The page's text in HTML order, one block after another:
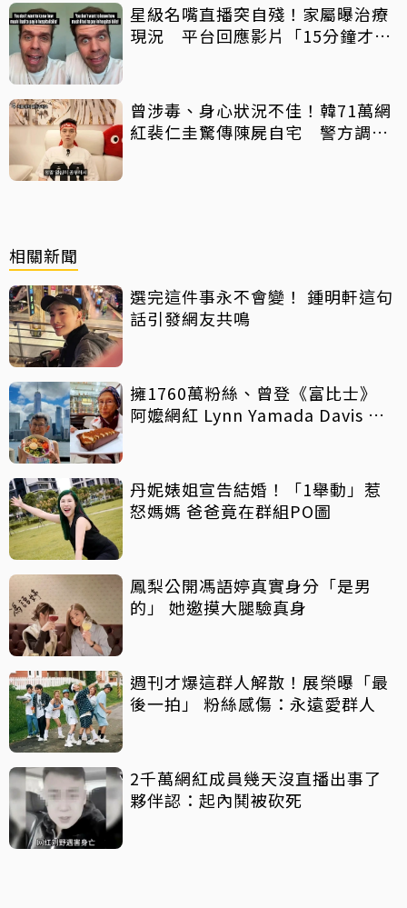
星級名嘴直播突自殘！家屬曝治療
現況 平台回應影片「15分鐘才下
曾涉毒、身心狀況不佳！韓71萬網
紅裴仁圭驚傳陳屍自宅 警方調查
相關新聞
選完這件事永不會變！ 鍾明軒這句
話引發網友共鳴
擁1760萬粉絲、曾登《富比士》
阿嬤網紅 Lynn Yamada Davis 驚
丹妮婊姐宣告結婚！「1舉動」惹
怒媽媽 爸爸竟在群組PO圖
鳳梨公開馮語婷真實身分「是男
的」 她邀摸大腿驗真身
週刊才爆這群人解散！展榮曝「最
後一拍」 粉絲感傷：永遠愛群人
2千萬網紅成員幾天沒直播出事了
夥伴認：起內鬨被砍死